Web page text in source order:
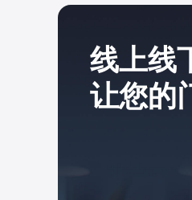
线上线
让您的